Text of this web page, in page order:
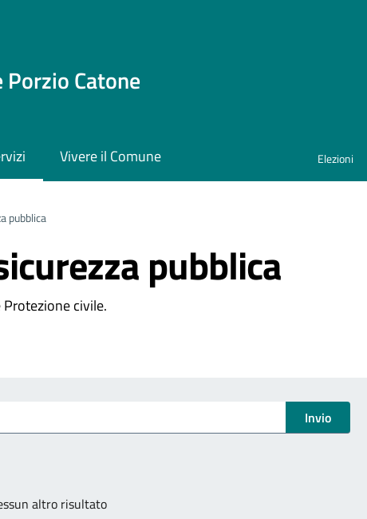
Catone
Vivere il Comune Elezioni
pubblica
pubblica
civile.
Invio
altro risultato